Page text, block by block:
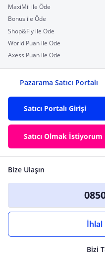
MaxiMil ile Öde
Bonus ile Öde
Shop&Fly ile Öde
World Puan ile Öde
Axess Puan ile Öde
Pazarama Satıcı Portalı
Satıcı Portalı Girişi
Satıcı Olmak İstiyorum
Bize Ulaşın
Bizi